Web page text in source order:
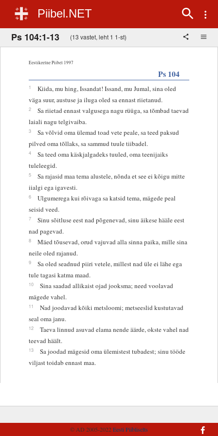
Piibel.NET
Ps 104:1-13 (13 vastet, leht 1 1-st)
Eestikeelne Piibel 1997
Ps 104
1
Kiida, mu hing, Issandat! Issand, mu Jumal, sina oled
väga suur, austuse ja iluga oled sa ennast riietanud.
2
Sa riietad ennast valgusega nagu rüüga, sa tõmbad taevad
laiali nagu telgivaiba.
3
Sa võlvid oma ülemad toad vete peale, sa teed paksud
pilved oma tõllaks, sa sammud tuule tiibadel.
4
Sa teed oma käskjalgadeks tuuled, oma teenijaiks
tuleleegid.
5
Sa rajasid maa tema alustele, nõnda et see ei kõigu mitte
iialgi ega igavesti.
6
Ulgumerega kui rõivaga sa katsid tema, mägede peal
seisid veed.
7
Sinu sõitluse eest nad põgenevad, sinu äikese hääle eest
nad pagevad.
8
Mäed tõusevad, orud vajuvad alla sinna paika, mille sina
neile oled rajanud.
9
Sa oled seadnud piiri vetele, millest nad üle ei lähe ega
tule tagasi katma maad.
10
Sina saadad allikaist ojad jooksma; need voolavad
mägede vahel.
11
Nad joodavad kõiki metsloomi; metseeslid kustutavad
seal oma janu.
12
Taeva linnud asuvad elama nende äärde, okste vahel nad
teevad häält.
13
Sa joodad mägesid oma ülemistest tubadest; sinu tööde
viljast toidab ennast maa.
© AD 2005-2022Eesti Piibliselts